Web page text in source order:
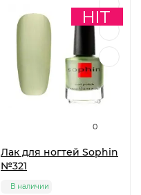
0
Лак для ногтей Sophin
№321
В наличии